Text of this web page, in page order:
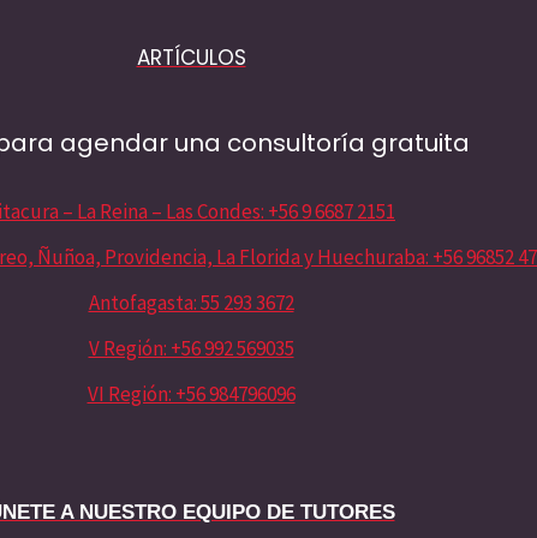
ARTÍCULOS
agendar una consultoría gratuita
– La Reina – Las Condes: +56 9 6687 2151
Ñuñoa, Providencia, La Florida y Huechuraba: +56 96852
Antofagasta: 55 293 3672
V Región: +56 992 569035
VI Región: +56 984796096
A NUESTRO EQUIPO DE TUTORES